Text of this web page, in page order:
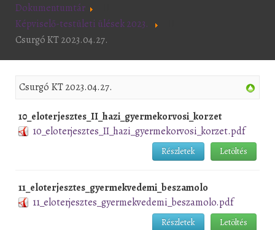
Dokumentumtár
Képviselő-testületi ülések 2023.
Csurgó KT 2023.04.27.
Csurgó KT 2023.04.27.
10_eloterjesztes_II_hazi_gyermekorvosi_korzet
10_eloterjesztes_II_hazi_gyermekorvosi_korzet.pdf
Letöltés
Részletek
11_eloterjesztes_gyermekvedemi_beszamolo
11_eloterjesztes_gyermekvedemi_beszamolo.pdf
Letöltés
Részletek